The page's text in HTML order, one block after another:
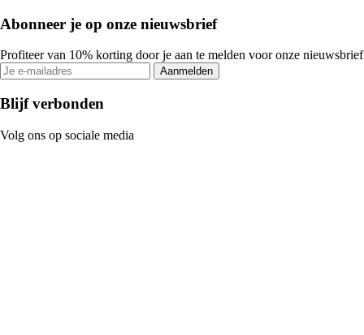
Abonneer je op onze nieuwsbrief
Profiteer van 10% korting door je aan te melden voor onze nieuwsbrief
Aanmelden
Blijf verbonden
Volg ons op sociale media